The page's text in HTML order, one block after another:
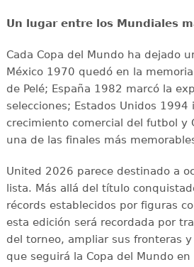
Un lugar entre los Mundiales
Cada Copa del Mundo ha dejado
México 1970 quedó en la
de Pelé; España 1982 marcó la
selecciones; Estados Unidos 1994
crecimiento comercial del futbol y
una de las finales más
United 2026 parece destinado a
lista. Más allá del título
récords establecidos por figuras
esta edición será recordada por
del torneo, ampliar sus fronteras
que seguirá la Copa del Mundo